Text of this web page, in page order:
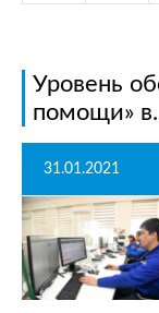
Уровень
помощи»
31.01.2021